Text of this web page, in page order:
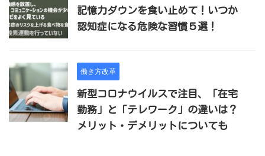
記憶力ダウンを食い止めて！いつか
認知症になる危険な習慣５選！
働き方改革
新型コロナウイルスで注目、「在宅
勤務」と「テレワーク」の違いは？
メリット・デメリットについても